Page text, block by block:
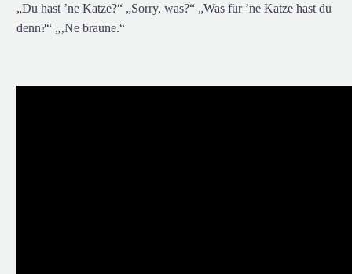
„Du hast ’ne Katze?“ „Sorry, was?“ „Was für ’ne Katze hast du
denn?“ „‚Ne braune.“